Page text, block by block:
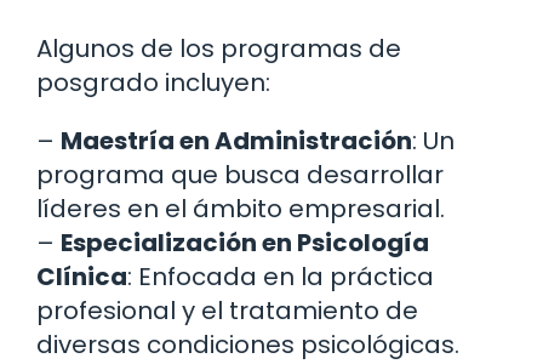
Algunos de los programas de
posgrado incluyen:
– Maestría en Administración: Un
programa que busca desarrollar
líderes en el ámbito empresarial.
– Especialización en Psicología
Clínica: Enfocada en la práctica
profesional y el tratamiento de
diversas condiciones psicológicas.